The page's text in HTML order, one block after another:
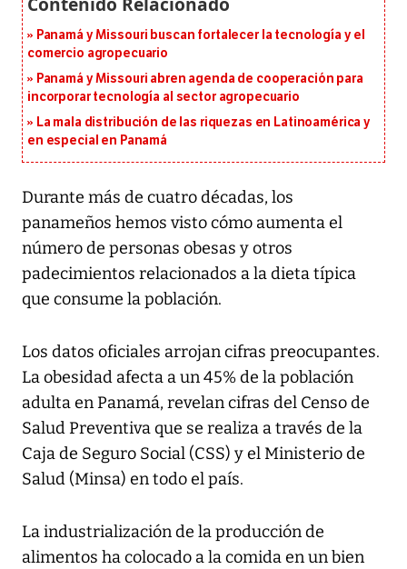
Panamá y Missouri buscan fortalecer la tecnología y el
comercio agropecuario
Panamá y Missouri abren agenda de cooperación para
incorporar tecnología al sector agropecuario
La mala distribución de las riquezas en Latinoamérica y
en especial en Panamá
Durante más de cuatro décadas, los
panameños hemos visto cómo aumenta el
número de personas obesas y otros
padecimientos relacionados a la dieta típica
que consume la población.
Los datos oficiales arrojan cifras preocupantes.
La obesidad afecta a un 45% de la población
adulta en Panamá, revelan cifras del Censo de
Salud Preventiva que se realiza a través de la
Caja de Seguro Social (CSS) y el Ministerio de
Salud (Minsa) en todo el país.
La industrialización de la producción de
alimentos ha colocado a la comida en un bien